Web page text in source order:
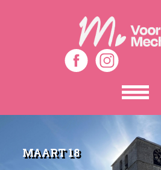
Toon
het
menu
MAART 18